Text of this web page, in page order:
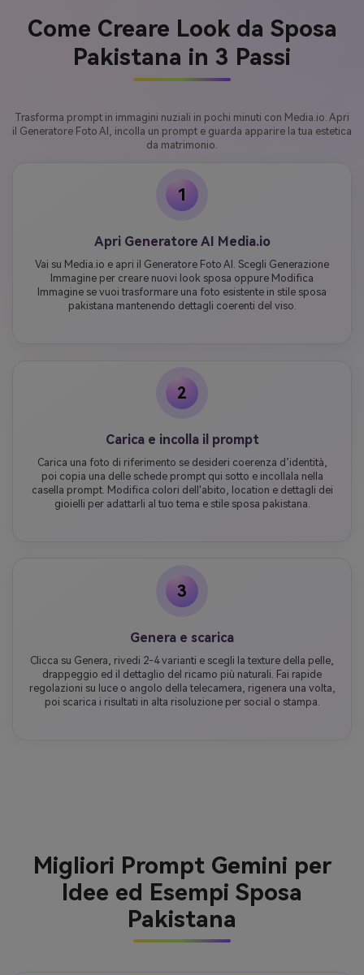
Come Creare Look da Sposa
Pakistana in 3 Passi
Trasforma prompt in immagini nuziali in pochi minuti con Media.io. Apri
il Generatore Foto AI, incolla un prompt e guarda apparire la tua estetica
da matrimonio.
1
Apri Generatore AI Media.io
Vai su Media.io e apri il Generatore Foto AI. Scegli Generazione
Immagine per creare nuovi look sposa oppure Modifica
Immagine se vuoi trasformare una foto esistente in stile sposa
pakistana mantenendo dettagli coerenti del viso.
2
Carica e incolla il prompt
Carica una foto di riferimento se desideri coerenza d’identità,
poi copia una delle schede prompt qui sotto e incollala nella
casella prompt. Modifica colori dell'abito, location e dettagli dei
gioielli per adattarli al tuo tema e stile sposa pakistana.
3
Genera e scarica
Clicca su Genera, rivedi 2-4 varianti e scegli la texture della pelle,
drappeggio ed il dettaglio del ricamo più naturali. Fai rapide
regolazioni su luce o angolo della telecamera, rigenera una volta,
poi scarica i risultati in alta risoluzione per social o stampa.
Migliori Prompt Gemini per
Idee ed Esempi Sposa
Pakistana